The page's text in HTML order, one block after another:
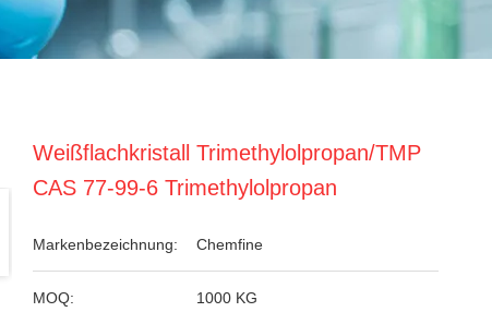
Weißflachkristall Trimethylolpropan/TMP
CAS 77-99-6 Trimethylolpropan
Markenbezeichnung: Chemfine
MOQ: 1000 KG